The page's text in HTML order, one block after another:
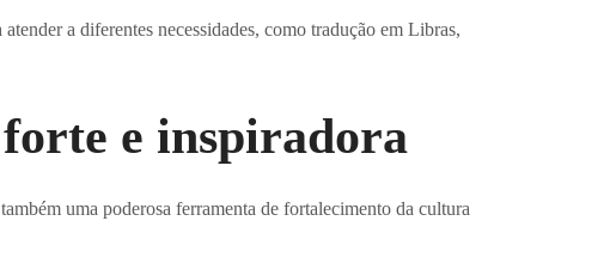
a diferentes necessidades, como tradução em Libras,
e inspiradora
uma poderosa ferramenta de fortalecimento da cultura